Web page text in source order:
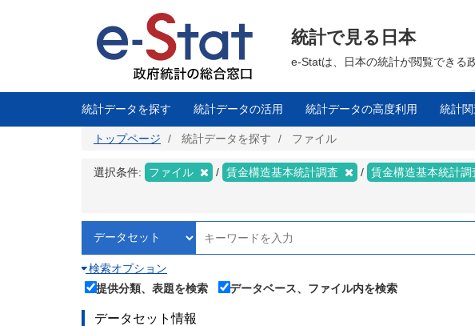
に
統計で見る日本
e-Statは、日本の統計が閲覧できる
統計データを探す 統計データの活用 統計データの高度利用 統計
トップページ 統計データを探す ファイル
選択条件: ファイル 賃金構造基本統計調査 賃金構造基本統計調
検索オプション
提供分類、表題を検索
データベース、ファイル内を検索
データセット情報